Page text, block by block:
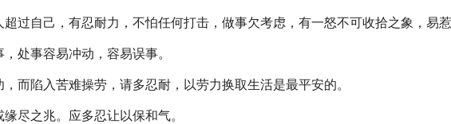
过自己，有忍耐力，不怕任何打击，做事欠考虑，有一怒不可收拾之象，易
处事容易冲动，容易误事。
而陷入苦难操劳，请多忍耐，以劳力换取生活是最平安的。
尽之兆。应多忍让以保和气。